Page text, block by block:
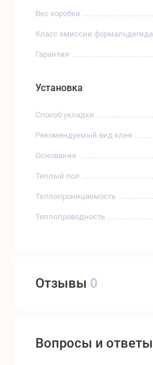
Вес коробки
Класс эмиссии формальдегида
Гарантия
Установка
Способ укладки
Рекомендуемый вид клея
Основание
Теплый пол
Теплопроницаемость
Теплопроводность
Отзывы 0
Вопросы и ответы